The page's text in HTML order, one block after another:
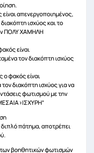
απενεργοποιημένος,
ισχύος και το
ΠΟΛΥ ΧΑΜΗΛΗ
είναι
τον διακόπτη ισχύος
φακός είναι
διακόπτη ισχύος για να
φωτισμού με την
πάτημα, αποτρέπει
βοηθητικών φωτισμών